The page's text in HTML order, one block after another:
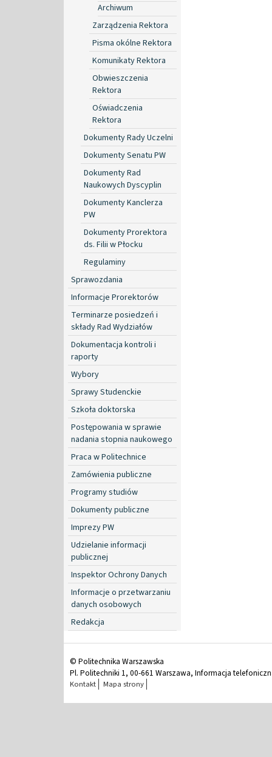
Archiwum
Zarządzenia Rektora
Pisma okólne Rektora
Komunikaty Rektora
Obwieszczenia
Rektora
Oświadczenia
Rektora
Dokumenty Rady Uczelni
Dokumenty Senatu PW
Dokumenty Rad
Naukowych Dyscyplin
Dokumenty Kanclerza
PW
Dokumenty Prorektora
ds. Filii w Płocku
Regulaminy
Sprawozdania
Informacje Prorektorów
Terminarze posiedzeń i
składy Rad Wydziałów
Dokumentacja kontroli i
raporty
Wybory
Sprawy Studenckie
Szkoła doktorska
Postępowania w sprawie
nadania stopnia naukowego
Praca w Politechnice
Zamówienia publiczne
Programy studiów
Dokumenty publiczne
Imprezy PW
Udzielanie informacji
publicznej
Inspektor Ochrony Danych
Informacje o przetwarzaniu
danych osobowych
Redakcja
© Politechnika Warszawska
Pl. Politechniki 1, 00-661 Warszawa, Informacja
Kontakt Mapa strony